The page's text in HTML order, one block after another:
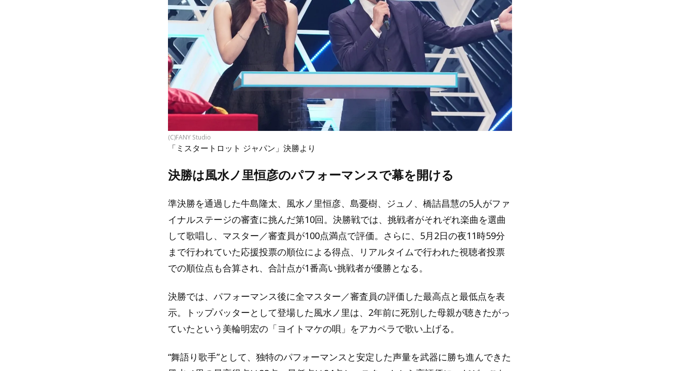
(C)FANY Studio
「ミスタートロット ジャパン」決勝より
決勝は風水ノ里恒彦のパフォーマンスで幕を開ける
準決勝を通過した牛島隆太、風水ノ里恒彦、島憂樹、ジュノ、橋詰昌慧の5人がファ
イナルステージの審査に挑んだ第10回。決勝戦では、挑戦者がそれぞれ楽曲を選曲
して歌唱し、マスター／審査員が100点満点で評価。さらに、5月2日の夜11時59分
まで行われていた応援投票の順位による得点、リアルタイムで行われた視聴者投票
での順位点も合算され、合計点が1番高い挑戦者が優勝となる。
決勝では、パフォーマンス後に全マスター／審査員の評価した最高点と最低点を表
示。トップバッターとして登場した風水ノ里は、2年前に死別した母親が聴きたがっ
ていたという美輪明宏の「ヨイトマケの唄」をアカペラで歌い上げる。
“舞語り歌手”として、独特のパフォーマンスと安定した声量を武器に勝ち進んできた